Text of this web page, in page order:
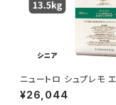
ニュートロ シュプレモ
グケア シニア犬用
9105109956
¥26,044